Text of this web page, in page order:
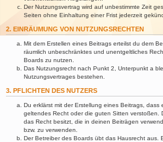
Der Nutzungsvertrag wird auf unbestimmte Zeit
Seiten ohne Einhaltung einer Frist jederzeit
2. EINRÄUMUNG VON NUTZUNGSRECHTEN
Mit dem Erstellen eines Beitrags erteilst du dem
räumlich unbeschränktes und unentgeltliches
Boards zu nutzen.
Das Nutzungsrecht nach Punkt 2, Unterpunkt a
Nutzungsvertrages bestehen.
3. PFLICHTEN DES NUTZERS
Du erklärst mit der Erstellung eines Beitrags,
geltendes Recht oder die guten Sitten verstoßen.
das Recht besitzt, die in deinen Beiträgen
bzw. zu verwenden.
Der Betreiber des Boards übt das Hausrecht aus.